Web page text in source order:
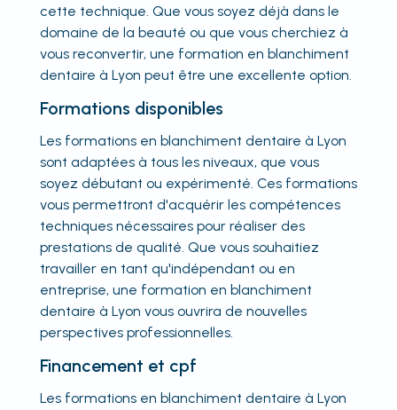
cette technique. Que vous soyez déjà dans le
domaine de la beauté ou que vous cherchiez à
vous reconvertir, une formation en blanchiment
dentaire à Lyon peut être une excellente option.
Formations disponibles
Les formations en blanchiment dentaire à Lyon
sont adaptées à tous les niveaux, que vous
soyez débutant ou expérimenté. Ces formations
vous permettront d'acquérir les compétences
techniques nécessaires pour réaliser des
prestations de qualité. Que vous souhaitiez
travailler en tant qu'indépendant ou en
entreprise, une formation en blanchiment
dentaire à Lyon vous ouvrira de nouvelles
perspectives professionnelles.
Financement et cpf
Les formations en blanchiment dentaire à Lyon